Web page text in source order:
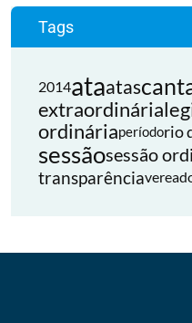
Tags
2014ataatas
extraordinária
ordináriaperíodorio
sessãosessão
transparência